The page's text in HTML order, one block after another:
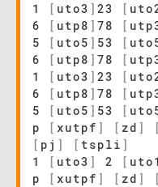
1
[ uto3 ] 23 [
6
[ utp8 ] 78 [
5
[ uto5 ] 53 [
6
[ utp8 ] 78 [
1
[ uto3 ] 23 [
6
[ utp8 ] 78 [
5
[ uto5 ] 53 [
p
[ xutpf ] [ zd ] [
[ pj ] [ tspli ]
1
[ uto3 ] 2 [ uto1
p
[ xutpf ] [ zd ] [